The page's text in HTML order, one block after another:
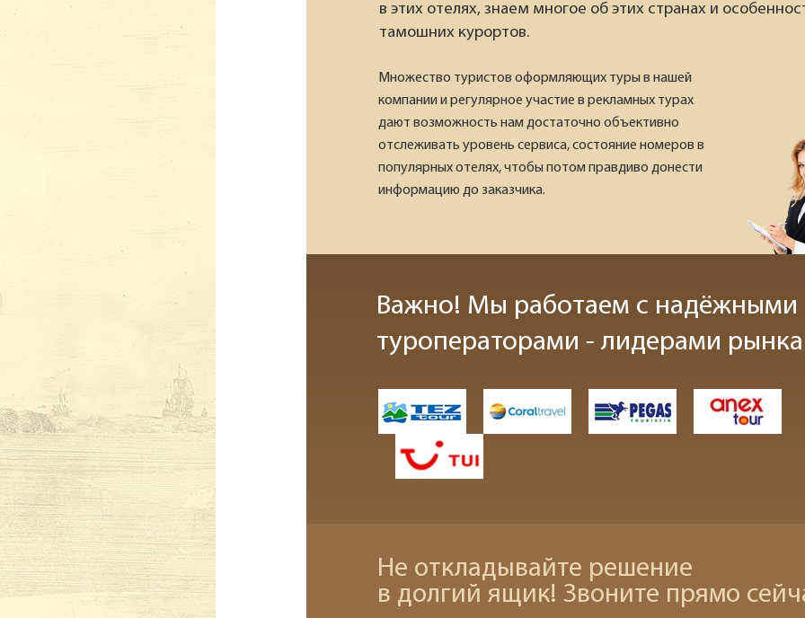
в этих отелях, знаем многое об этих странах и
тамошних курортов.
Множество туристов оформляющих туры в нашей
компании и регулярное участие в рекламных турах
дают возможность нам достаточно объективно
отслеживать уровень сервиса, состояние номеров в
популярных отелях, чтобы потом правдиво донести
информацию до заказчика.
Важно! Мы работаем с надёжными
туроператорами - лидерами
Не откладывайте решение
в долгий ящик! Звоните прямо